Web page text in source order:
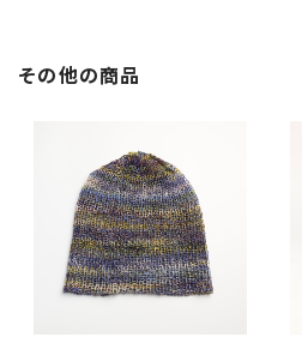
その他の商品